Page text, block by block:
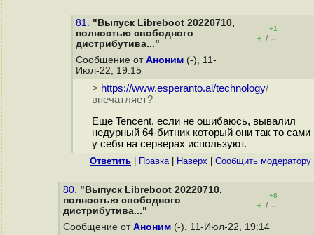
81. "Выпуск Libreboot 20220710,
полностью свободного
дистрибутива..."
+1
+ / –
Сообщение от Аноним (-), 11-
Июл-22, 19:15
> https://www.esperanto.ai/technology/
впечатляет?
Еще Tencent, если не ошибаюсь, вывалил
недурный 64-битник который они так то сами
у себя на серверах используют.
Ответить Правка| Наверх Cообщить модератору
80. "Выпуск Libreboot 20220710,
полностью свободного
дистрибутива..."
+8
+ / –
Сообщение от Аноним (-), 11-Июл-22, 19:14